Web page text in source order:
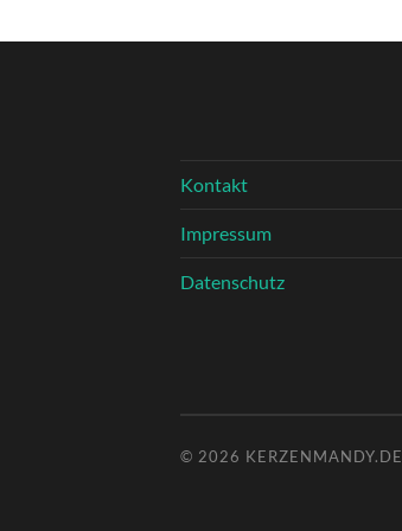
Kontakt
Impressum
Datenschutz
© 2026 KERZENMANDY.DE